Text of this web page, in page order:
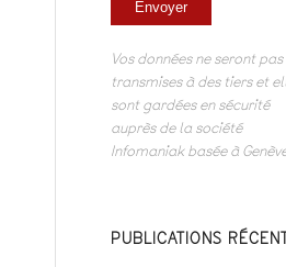
Vos données ne seront pas
transmises à des tiers et
sont gardées en sécurité
auprès de la société
Infomaniak basée à
PUBLICATIONS